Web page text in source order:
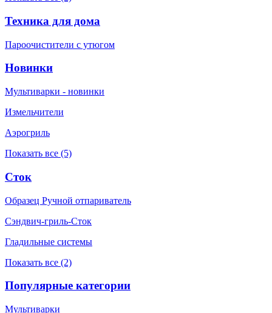
Техника для дома
Пароочистители с утюгом
Новинки
Мультиварки - новинки
Измельчители
Аэрогриль
Показать все (5)
Сток
Образец Ручной отпариватель
Сэндвич-гриль-Сток
Гладильные системы
Показать все (2)
Популярные категории
Мультиварки